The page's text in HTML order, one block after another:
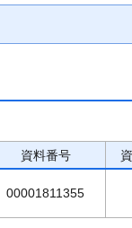
資料番号
00001811355